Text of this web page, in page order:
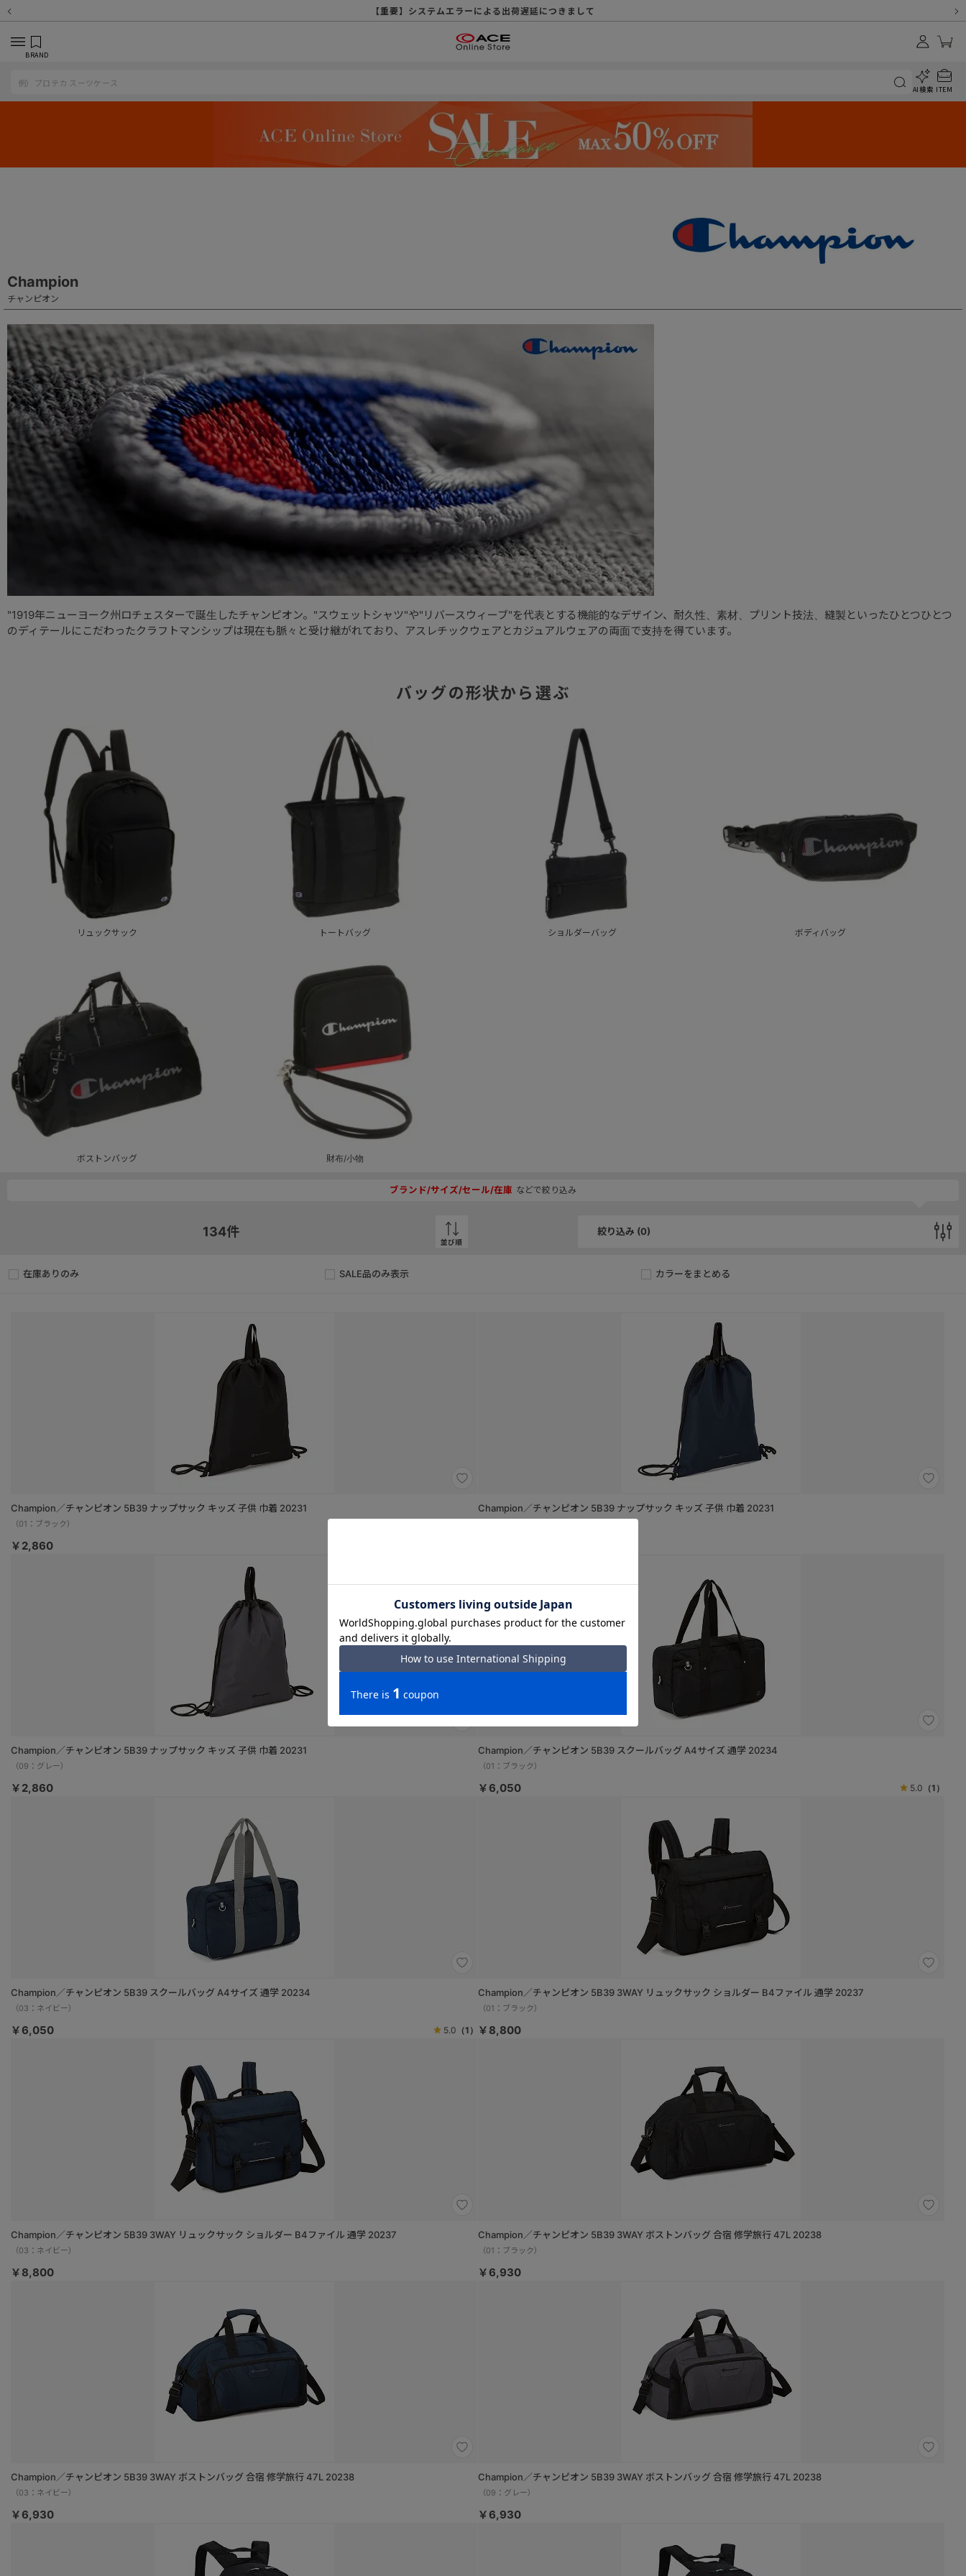
【重要】システムエラーによる出荷遅延につきまして
【重要】8/11（火・祝）休業及び配送スケジュールについて
【重要】令和８年熊本地震に伴う配送への影響について
【重要】納品書・領収書ペーパーレス化（電子化）のお知らせ
【重要】天候不良や交通状況・物量増等に伴う配送への影響について
【重要】悪質な詐欺サイトにご注意ください
【重要】各種メールが届かない場合に関しまして
【重要】お問い合わせのご対応に関しまして
【重要】SNSのなりすまし詐欺にご注意ください
BRAND
AI検索 ITEM
Champion
チャンピオン
"1919年ニューヨーク州ロチェスターで誕生したチャンピオン。"スウェットシャツ"や"リバースウィーブ"を代表とする機能的なデザイン、耐久性、素材、プリント技法、縫製といったひとつひとつ
のディテールにこだわったクラフトマンシップは現在も脈々と受け継がれており、アスレチックウェアとカジュアルウェアの両面で支持を得ています。
バッグの形状から選ぶ
リュックサック トートバッグ ショルダーバッグ ボディバッグ
ボストンバッグ 財布/小物
ブランド/サイズ/セール/在庫 などで絞り込み
134件
並び順
絞り込み (0)
在庫ありのみ カラーをまとめる
SALE品のみ表示
Champion／チャンピオン 5B39 ナップサック キッズ 子供 巾着 20231
（01：ブラック）
￥2,860
Champion／チャンピオン 5B39 ナップサック キッズ 子供 巾着 20231
Champion／チャンピオン 5B39 ナップサック キッズ 子供 巾着 20231
（09：グレー）
￥2,860
Champion／チャンピオン 5B39 スクールバッグ A4サイズ 通学 20234
（01：ブラック）
￥6,050 5.0 （1）
Champion／チャンピオン 5B39 スクールバッグ A4サイズ 通学 20234
（03：ネイビー）
￥6,050 5.0 （1）
Champion／チャンピオン 5B39 3WAY リュックサック ショルダー B4ファイル 通学 20237
（01：ブラック）
￥8,800
Champion／チャンピオン 5B39 3WAY リュックサック ショルダー B4ファイル 通学 20237
（03：ネイビー）
￥8,800
Champion／チャンピオン 5B39 3WAY ボストンバッグ 合宿 修学旅行 47L 20238
（01：ブラック）
￥6,930
Champion／チャンピオン 5B39 3WAY ボストンバッグ 合宿 修学旅行 47L 20238
（03：ネイビー）
￥6,930
Champion／チャンピオン 5B39 3WAY ボストンバッグ 合宿 修学旅行 47L 20238
（09：グレー）
￥6,930